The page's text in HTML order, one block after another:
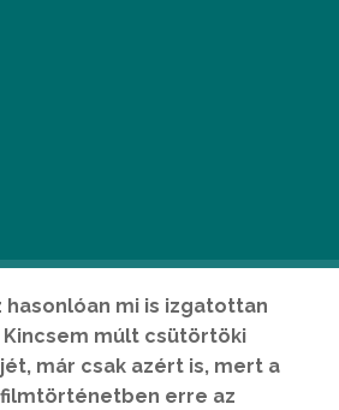
hasonlóan mi is izgatottan
Kincsem múlt csütörtöki
már csak azért is, mert a
erre az